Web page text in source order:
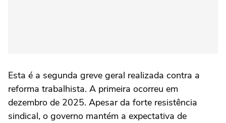
Esta é a segunda greve geral realizada contra a
reforma trabalhista. A primeira ocorreu em
dezembro de 2025. Apesar da forte resistência
sindical, o governo mantém a expectativa de